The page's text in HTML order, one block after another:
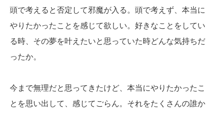
頭で考えると否定して邪魔が入る。頭で考えず、本当に
やりたかったことを感じて欲しい。好きなことをしてい
る時、その夢を叶えたいと思っていた時どんな気持ちだ
ったか。
今まで無理だと思ってきたけど、本当にやりたかったこ
とを思い出して、感じてごらん。それをたくさんの誰か